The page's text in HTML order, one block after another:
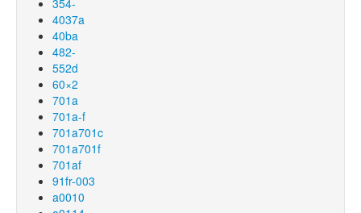
354-
4037a
40ba
482-
552d
60×2
701a
701a-f
701a701c
701a701f
701af
91fr-003
a0010